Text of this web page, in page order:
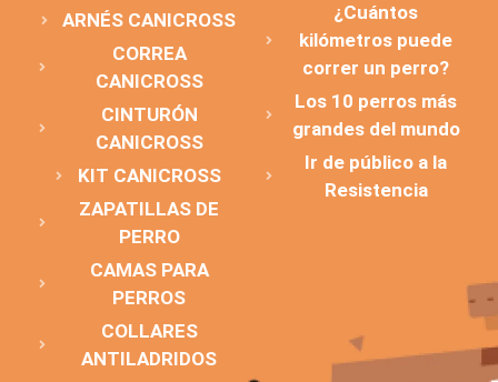
ARNÉS CANICROSS
CORREA
CANICROSS
CINTURÓN
CANICROSS
KIT CANICROSS
ZAPATILLAS DE
PERRO
CAMAS PARA
PERROS
COLLARES
ANTILADRIDOS
¿Cuántos
kilómetros puede
correr un perro?
Los 10 perros más
grandes del mundo
Ir de público a la
Resistencia